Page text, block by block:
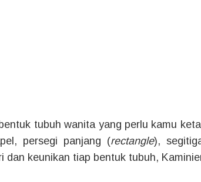
tubuh wanita yang perlu kamu
persegi panjang (rectangle),
dan keunikan tiap bentuk tubuh,